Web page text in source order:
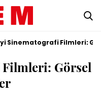
Sinematografi Filmleri:
Görsel